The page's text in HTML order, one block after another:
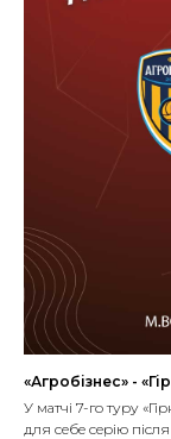
«Агробізнес» -
У матчі 7-го туру
для себе серію